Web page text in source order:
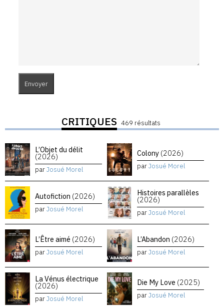
CRITIQUES 469 résultats
L’Objet du délit
(2026)
parJosué Morel
Colony (2026)
parJosué Morel
Autofiction (2026)
parJosué Morel
Histoires parallèles
(2026)
parJosué Morel
L’Être aimé (2026)
parJosué Morel
L’Abandon (2026)
parJosué Morel
La Vénus électrique
(2026)
parJosué Morel
Die My Love (2025)
parJosué Morel